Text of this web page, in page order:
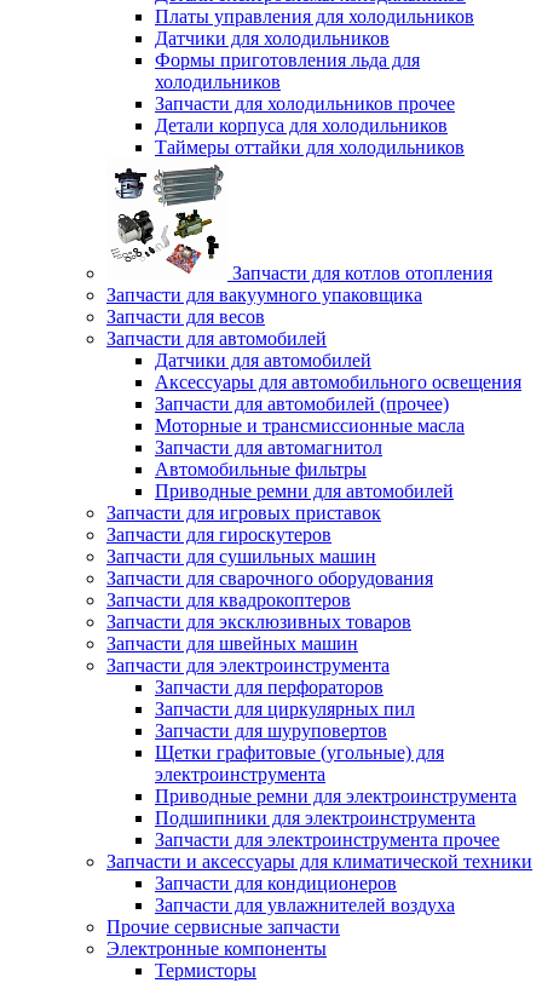
Платы управления для холодильников
Датчики для холодильников
Формы приготовления льда для
холодильников
Запчасти для холодильников прочее
Детали корпуса для холодильников
Таймеры оттайки для холодильников
Запчасти для котлов отопления
Запчасти для вакуумного упаковщика
Запчасти для весов
Запчасти для автомобилей
Датчики для автомобилей
Аксессуары для автомобильного освещения
Запчасти для автомобилей (прочее)
Моторные и трансмиссионные масла
Запчасти для автомагнитол
Автомобильные фильтры
Приводные ремни для автомобилей
Запчасти для игровых приставок
Запчасти для гироскутеров
Запчасти для сушильных машин
Запчасти для сварочного оборудования
Запчасти для квадрокоптеров
Запчасти для эксклюзивных товаров
Запчасти для швейных машин
Запчасти для электроинструмента
Запчасти для перфораторов
Запчасти для циркулярных пил
Запчасти для шуруповертов
Щетки графитовые (угольные) для
электроинструмента
Приводные ремни для электроинструмента
Подшипники для электроинструмента
Запчасти для электроинструмента прочее
Запчасти и аксессуары для климатической техники
Запчасти для кондиционеров
Запчасти для увлажнителей воздуха
Прочие сервисные запчасти
Электронные компоненты
Термисторы